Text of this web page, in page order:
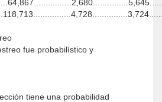
fue probabilístico y
tiene una probabilidad